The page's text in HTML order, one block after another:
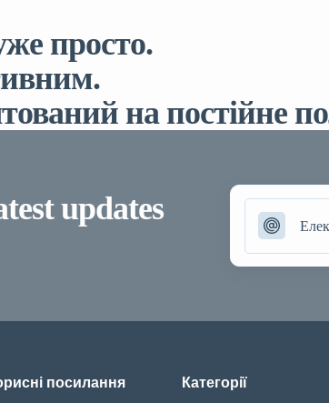
просто.
на постійне
updates
посилання Категорії